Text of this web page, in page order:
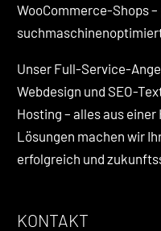
WooCommerce-Shops
Unser Full-Service-
Webdesign und SEO-
Hosting – alles aus
Lösungen machen wir
erfolgreich und
KONTAKT